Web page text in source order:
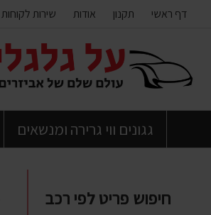
דף ראשי תקנון אודות שירות לקוחות
גגונים ווי גרירה ומנשאים
חיפוש פריט לפי רכב